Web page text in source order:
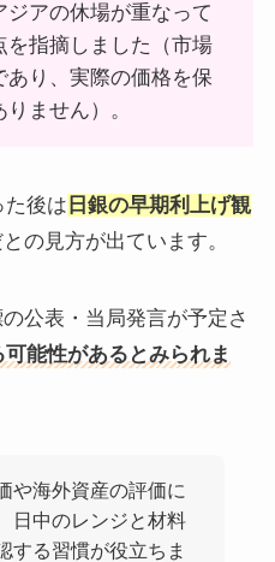
ジアの休場が重なって
を指摘しました（市場
あり、実際の価格を保
ません）。
た後は 日銀の早期利上げ観
の見方が出ています。
公表・当局発言が予定さ
能性があるとみられま
や海外資産の評価に
日中のレンジと材料
する習慣が役立ちま